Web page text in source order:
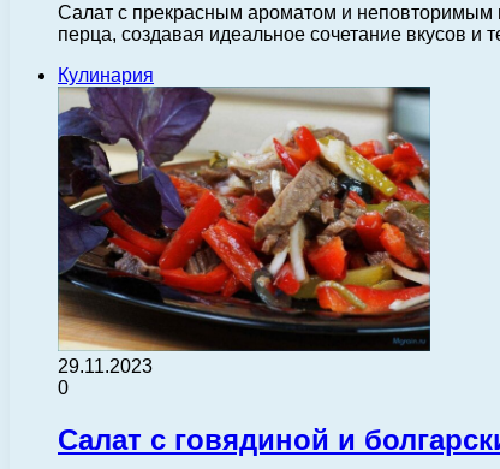
Салат с прекрасным ароматом и неповторимым
перца, создавая идеальное сочетание вкусов и
Кулинария
29.11.2023
0
Салат с говядиной и